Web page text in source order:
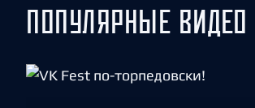
ПОПУЛЯРНЫЕ ВИДЕО